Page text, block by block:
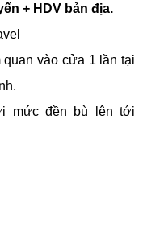
+ HDV bản địa.
quan vào cửa 1 lần tại
mức đền bù lên tới